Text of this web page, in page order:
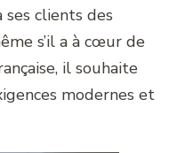
clients des
s’il a à cœur de
il souhaite
modernes et